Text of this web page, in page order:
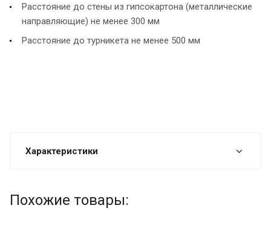
Расстояние до стены из гипсокартона (металлические
направляющие) не менее 300 мм
Расстояние до турникета не менее 500 мм
Характеристики
Похожие товары: